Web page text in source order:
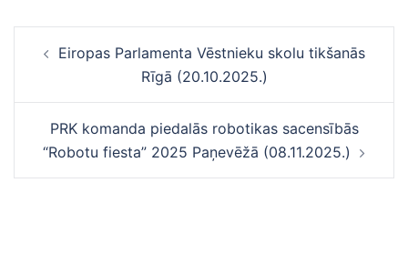
navigācija
Eiropas Parlamenta Vēstnieku skolu tikšanās
Rīgā (20.10.2025.)
PRK komanda piedalās robotikas sacensībās
“Robotu fiesta” 2025 Paņevēžā (08.11.2025.)